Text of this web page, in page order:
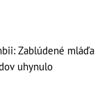
Zablúdené mláďa
uhynulo